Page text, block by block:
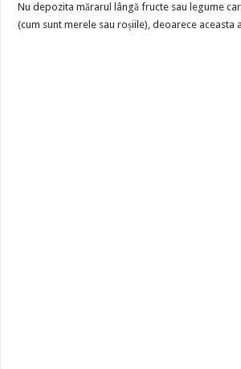
Nu depozita mărarul lângă fructe sau legume
(cum sunt merele sau roșiile), deoarece aceasta